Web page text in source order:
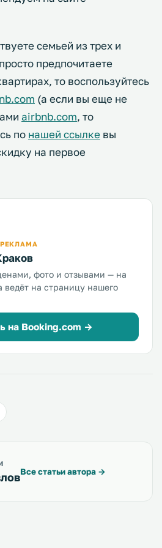
семьей из трех и
предпочитаете
то воспользуйтесь
(а если вы еще не
airbnb.com, то
по нашей ссылке вы
на первое
фото и отзывами — на
ведёт на страницу нашего
на Booking.com →
Все статьи автора →